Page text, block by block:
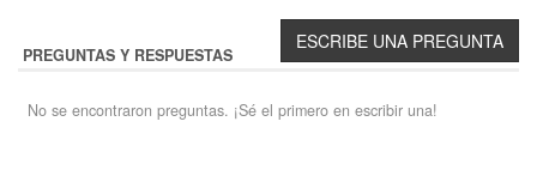
PREGUNTAS Y RESPUESTAS
No se encontraron preguntas. ¡Sé el primero en escribir una!